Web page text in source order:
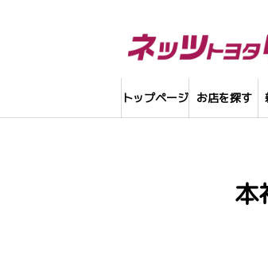
トップページ お店を探す
本